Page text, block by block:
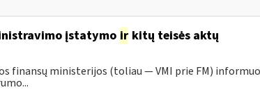
įstatymo irkitų teisės aktų
finansų ministerijos (toliau — VMI prie FM)